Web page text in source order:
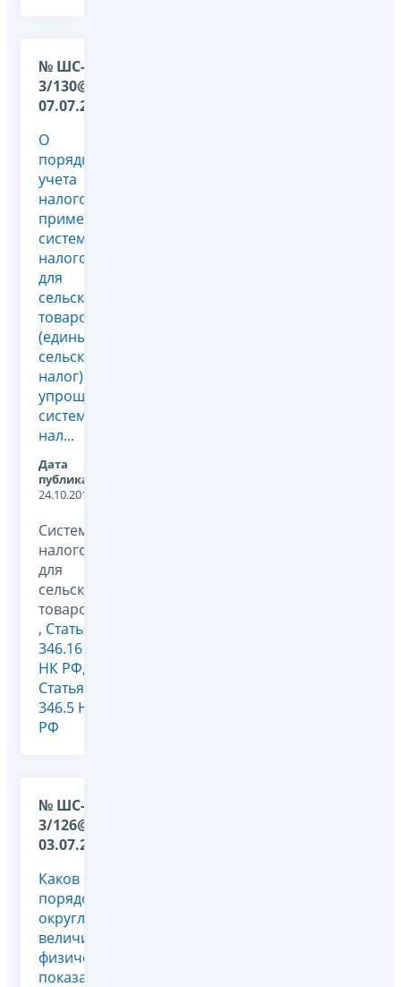
№ ШС-17-
3/130@ от
07.07.2009
О
порядке
учета
налогоплательщиками,
применяющими
систему
налогообложения
для
сельскохозяйственных
товаропроизводителей
(единый
сельскохозяйственный
налог) и
упрощенную
систему
нал...
Дата
публикации:
24.10.2011
Система
налогообложения
для
сельскохозяйственных
товаропроизводителей
, Статья
346.16
НК РФ,
Статья
346.5 НК
РФ
№ ШС-17-
3/126@ от
03.07.2009
Каков
порядок
округления
величин
физических
показателей?